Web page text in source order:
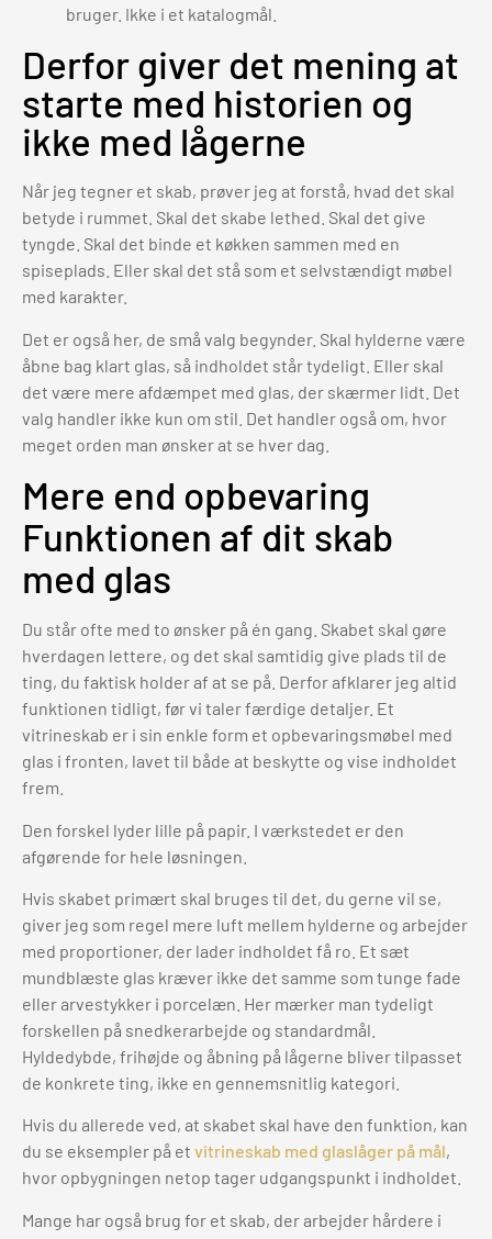
bruger. Ikke i et katalogmål.
Derfor giver det mening at
starte med historien og
ikke med lågerne
Når jeg tegner et skab, prøver jeg at forstå, hvad det skal
betyde i rummet. Skal det skabe lethed. Skal det give
tyngde. Skal det binde et køkken sammen med en
spiseplads. Eller skal det stå som et selvstændigt møbel
med karakter.
Det er også her, de små valg begynder. Skal hylderne være
åbne bag klart glas, så indholdet står tydeligt. Eller skal
det være mere afdæmpet med glas, der skærmer lidt. Det
valg handler ikke kun om stil. Det handler også om, hvor
meget orden man ønsker at se hver dag.
Mere end opbevaring
Funktionen af dit skab
med glas
Du står ofte med to ønsker på én gang. Skabet skal gøre
hverdagen lettere, og det skal samtidig give plads til de
ting, du faktisk holder af at se på. Derfor afklarer jeg altid
funktionen tidligt, før vi taler færdige detaljer. Et
vitrineskab er i sin enkle form et opbevaringsmøbel med
glas i fronten, lavet til både at beskytte og vise indholdet
frem.
Den forskel lyder lille på papir. I værkstedet er den
afgørende for hele løsningen.
Hvis skabet primært skal bruges til det, du gerne vil se,
giver jeg som regel mere luft mellem hylderne og arbejder
med proportioner, der lader indholdet få ro. Et sæt
mundblæste glas kræver ikke det samme som tunge fade
eller arvestykker i porcelæn. Her mærker man tydeligt
forskellen på snedkerarbejde og standardmål.
Hyldedybde, frihøjde og åbning på lågerne bliver tilpasset
de konkrete ting, ikke en gennemsnitlig kategori.
Hvis du allerede ved, at skabet skal have den funktion, kan
du se eksempler på et vitrineskab med glaslåger på mål,
hvor opbygningen netop tager udgangspunkt i indholdet.
Mange har også brug for et skab, der arbejder hårdere i